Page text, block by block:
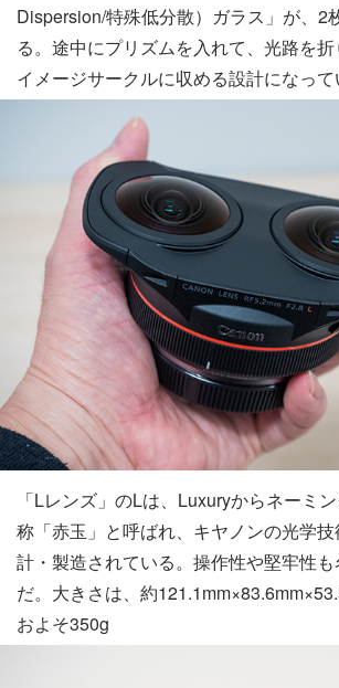
Dispersion/特殊低分散）ガラス」が、2
る。途中にプリズムを入れて、光路を
イメージサークルに収める設計になって
「Lレンズ」のLは、Luxuryからネーミ
称「赤玉」と呼ばれ、キヤノンの光学
計・製造されている。操作性や堅牢性
だ。大きさは、約
およそ350g